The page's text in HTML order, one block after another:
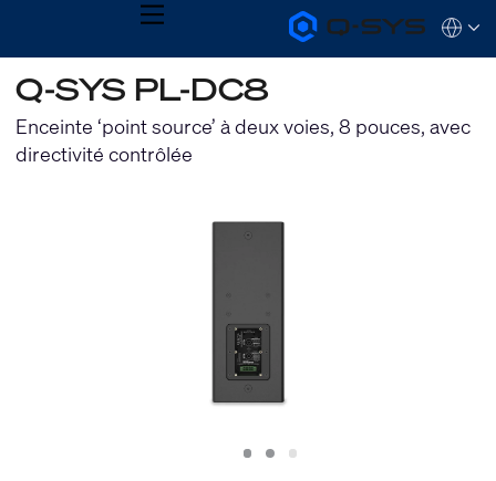
Q-
SYS
MENU
QSYS.com (English)
India (English)
Deutsch
Español
Français
Q-SYS PL-DC8
Enceinte ‘point source’ à deux voies, 8 pouces, avec
directivité contrôlée
Slide
1 Slide
2 Slide
3